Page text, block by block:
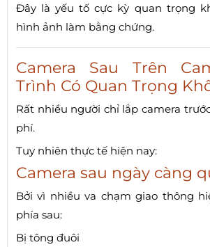
Đây là yếu tố cực kỳ quan trọng
hình ảnh làm bằng chứng.
Camera Sau Trên
Trình Có Quan Trọng
Rất nhiều người chỉ lắp camera
phí.
Tuy nhiên thực tế hiện nay:
Camera sau ngày càng
Bởi vì nhiều va chạm giao thông
phía sau:
Bị tông đuôi